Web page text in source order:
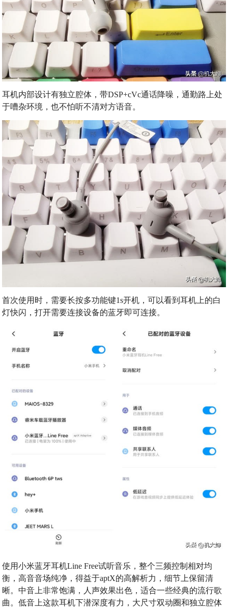
耳机内部设计有独立腔体，带DSP+cVc通话降噪，通勤路上处
于嘈杂环境，也不怕听不清对方语音。
首次使用时，需要长按多功能键1s开机，可以看到耳机上的白
灯快闪，打开需要连接设备的蓝牙即可连接。
使用小米蓝牙耳机Line Free试听音乐，整个三频控制相对均
衡，高音音场纯净，得益于aptX的高解析力，细节上保留清
晰。中音上非常饱满，人声效果出色，适合一些经典的流行歌
曲。低音上这款耳机下潜深度有力，大尺寸双动圈和独立腔体